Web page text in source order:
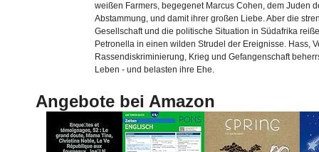
weißen Farmers, begegenet Marcus Cohen, dem Juden
Abstammung, und damit ihrer großen Liebe. Aber die
Gesellschaft und die politische Situation in Südafrika
Petronella in einen wilden Strudel der Ereignisse. Hass,
Rassendiskriminierung, Krieg und Gefangenschaft
Leben - und belasten ihre Ehe.
Angebote bei Amazon